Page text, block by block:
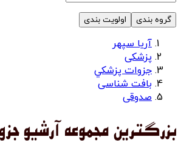
گروه بندی اولویت بندی
آریا سپهر
پزشکی
جزوات پزشكي
بافت شناسی
صدوقی